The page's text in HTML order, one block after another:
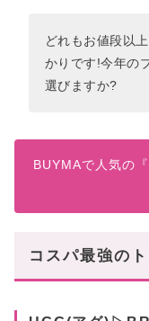
どれもお値段以
かりです!今年の
選びますか?
BUYMAで人気の
コスパ最強の